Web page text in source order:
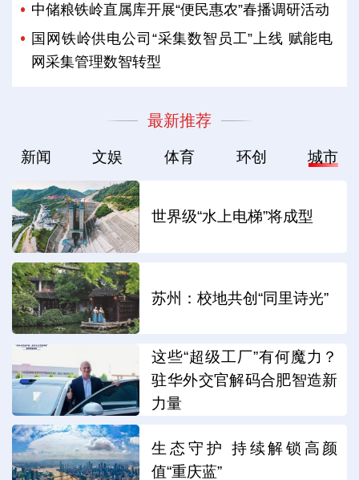
中储粮铁岭直属库开展“便民惠农”春播调研活动
国网铁岭供电公司“采集数智员工”上线 赋能电
网采集管理数智转型
最新推荐
新闻 文娱 体育 环创 城市
世界级“水上电梯”将成型
苏州：校地共创“同里诗光”
这些“超级工厂”有何魔力？
驻华外交官解码合肥智造新
力量
生态守护 持续解锁高颜
值“重庆蓝”